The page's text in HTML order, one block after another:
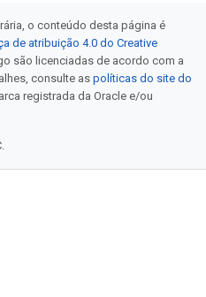
o conteúdo desta página é
de atribuição 4.0 do Creative
são licenciadas de acordo com a
consulte as políticas do site do
registrada da Oracle e/ou